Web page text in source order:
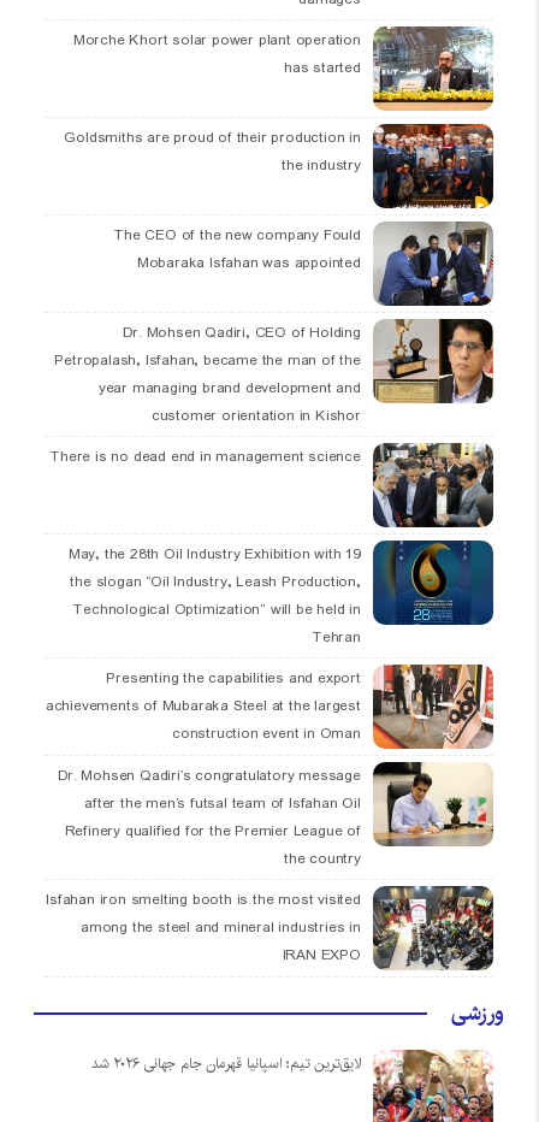
Morche Khort solar power plant operation
has started
Goldsmiths are proud of their production in
the industry
The CEO of the new company Fould
Mobaraka Isfahan was appointed
Dr. Mohsen Qadiri, CEO of Holding
Petropalash, Isfahan, became the man of the
year managing brand development and
customer orientation in Kishor
There is no dead end in management science
19 May, the 28th Oil Industry Exhibition with
the slogan “Oil Industry, Leash Production,
Technological Optimization” will be held in
Tehran
Presenting the capabilities and export
achievements of Mubaraka Steel at the largest
construction event in Oman
Dr. Mohsen Qadiri’s congratulatory message
after the men’s futsal team of Isfahan Oil
Refinery qualified for the Premier League of
the country
Isfahan iron smelting booth is the most visited
among the steel and mineral industries in
IRAN EXPO
ورزشی
لایق‌ترین تیم؛ اسپانیا قهرمان جام جهانی ۲۰۲۶ شد